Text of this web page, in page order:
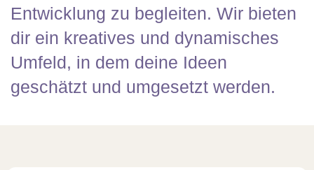
Entwicklung zu begleiten. Wir bieten
dir ein kreatives und dynamisches
Umfeld, in dem deine Ideen
geschätzt und umgesetzt werden.